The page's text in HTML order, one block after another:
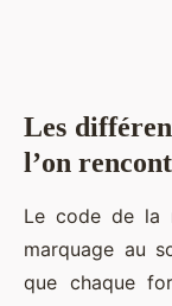
Les
l’on
Le code de la
marquage au
que chaque